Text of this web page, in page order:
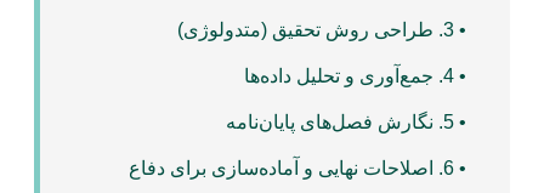
• 3. طراحی روش تحقیق (متدولوژی)
• 4. جمع‌آوری و تحلیل داده‌ها
• 5. نگارش فصل‌های پایان‌نامه
• 6. اصلاحات نهایی و آماده‌سازی برای دفاع